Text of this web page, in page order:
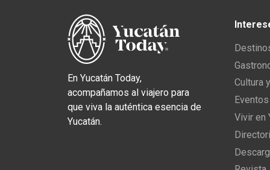
En Yucatán Today,
acompañamos al viajero para
que viva la auténtica esencia de
Yucatán.
Cultura
Vivir en